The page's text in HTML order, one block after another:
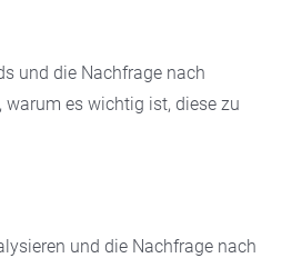
und die Nachfrage nach
es wichtig ist, diese zu
und die Nachfrage nach